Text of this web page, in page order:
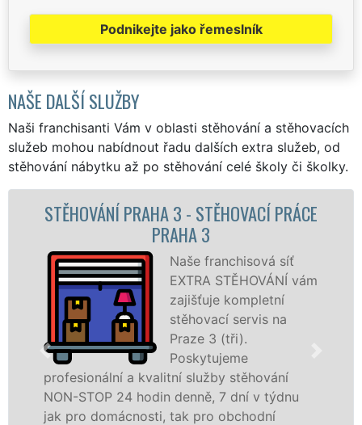
Podnikejte jako řemeslník
NAŠE DALŠÍ SLUŽBY
Naši franchisanti Vám v oblasti stěhování a stěhovacích
služeb mohou nabídnout řadu dalších extra služeb, od
stěhování nábytku až po stěhování celé školy či školky.
PRÁCE
síť
vám
servis na
stěhování
dní v týdnu
STĚHOVACÍ SLUŽBA
služby zajišťujeme
celém okresu Praha 3 se
franchisové sítě EXTRA